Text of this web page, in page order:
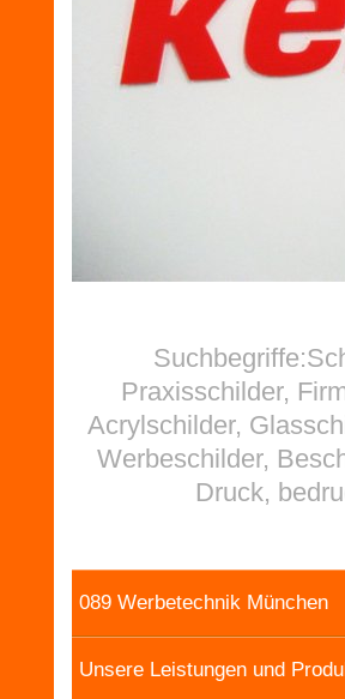
Praxisschilder,
Acrylschilder,
Werbeschilder,
Druck,
089 Werbetechnik München
Unsere Leistungen und